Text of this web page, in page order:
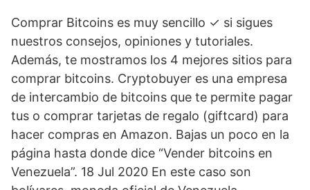
Comprar Bitcoins es muy sencillo ✓ si sigues
nuestros consejos, opiniones y tutoriales.
Además, te mostramos los 4 mejores sitios para
comprar bitcoins. Cryptobuyer es una empresa
de intercambio de bitcoins que te permite pagar
tus o comprar tarjetas de regalo (giftcard) para
hacer compras en Amazon. Bajas un poco en la
página hasta donde dice “Vender bitcoins en
Venezuela”. 18 Jul 2020 En este caso son